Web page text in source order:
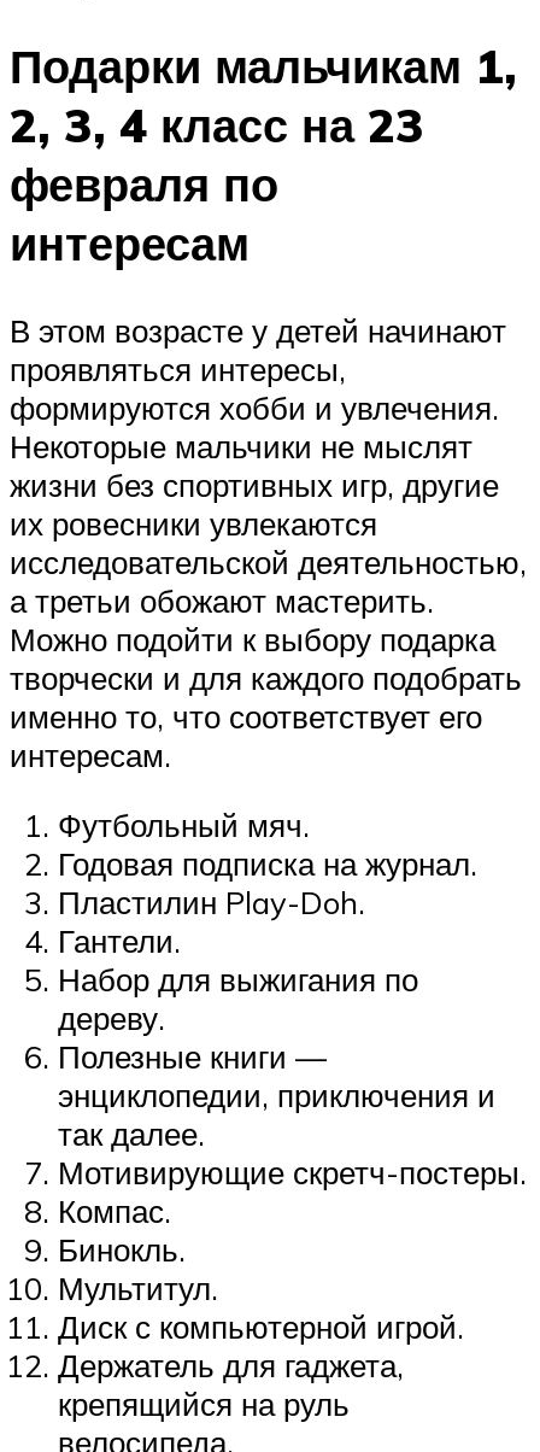
Подарки мальчикам 1,
2, 3, 4 класс на 23
февраля по
интересам
В этом возрасте у детей начинают
проявляться интересы,
формируются хобби и увлечения.
Некоторые мальчики не мыслят
жизни без спортивных игр, другие
их ровесники увлекаются
исследовательской деятельностью,
а третьи обожают мастерить.
Можно подойти к выбору подарка
творчески и для каждого подобрать
именно то, что соответствует его
интересам.
Футбольный мяч.
Годовая подписка на журнал.
Пластилин Play-Doh.
Гантели.
Набор для выжигания по
дереву.
Полезные книги —
энциклопедии, приключения и
так далее.
Мотивирующие скретч-постеры.
Компас.
Бинокль.
Мультитул.
Диск с компьютерной игрой.
Держатель для гаджета,
крепящийся на руль
велосипеда.